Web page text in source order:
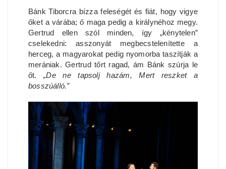
Bánk Tiborcra bízza feleségét és fiát, hogy vigye
őket a várába; ő maga pedig a királynéhoz megy.
Gertrud ellen szól minden, így „kénytelen”
cselekedni: asszonyát megbecstelenítette a
herceg, a magyarokat pedig nyomorba taszítják a
merániak. Gertrud tőrt ragad, ám Bánk szúrja le
őt.„De ne tapsolj hazám, Mert reszket a
bosszúálló.”